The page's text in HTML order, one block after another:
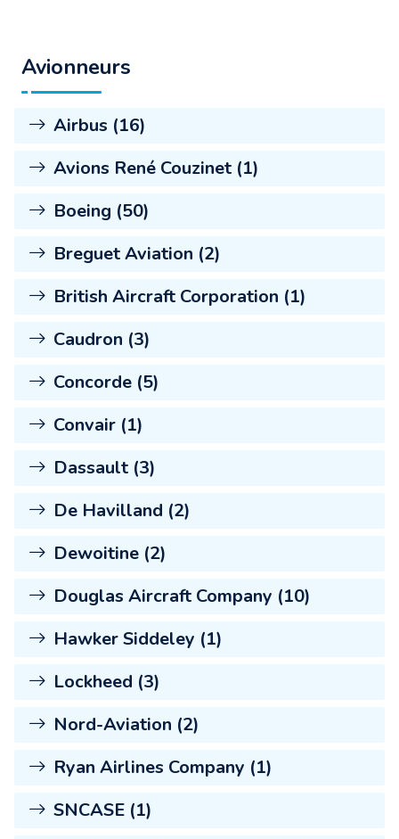
Avionneurs
Airbus (16)
Avions René Couzinet (1)
Boeing (50)
Breguet Aviation (2)
British Aircraft Corporation (1)
Caudron (3)
Concorde (5)
Convair (1)
Dassault (3)
De Havilland (2)
Dewoitine (2)
Douglas Aircraft Company (10)
Hawker Siddeley (1)
Lockheed (3)
Nord-Aviation (2)
Ryan Airlines Company (1)
SNCASE (1)